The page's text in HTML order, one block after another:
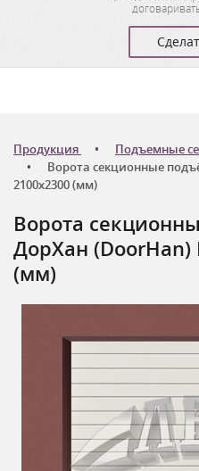
Продукция
Подъемные
Ворота секционные
2100x2300 (мм)
Ворота
ДорХан (DoorHan)
(мм)